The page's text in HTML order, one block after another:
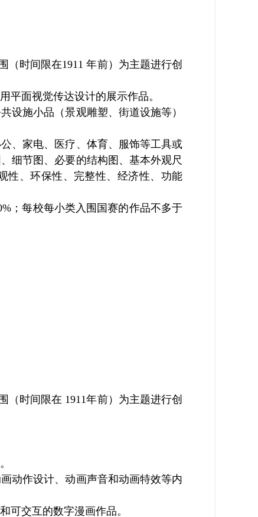
（时间限在1911 年前）为主题进行创
平面视觉传达设计的展示作品。
设施小品（景观雕塑、街道设施等）
、家电、医疗、体育、服饰等工具或
细节图、必要的结构图、基本外观尺
性、环保性、完整性、经济性、功能
；每校每小类入围国赛的作品不多于
（时间限在 1911年前）为主题进行创
动作设计、动画声音和动画特效等内
可交互的数字漫画作品。